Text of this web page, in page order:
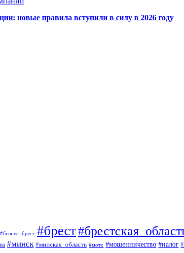
новые правила вступили в силу в 2026 году
#бизнес_брест #брест
#минск #минская_область #мото #мошенничество #налог